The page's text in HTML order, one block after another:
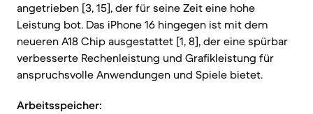
angetrieben [3, 15], der für seine Zeit eine hohe
Leistung bot. Das iPhone 16 hingegen ist mit dem
neueren A18 Chip ausgestattet [1, 8], der eine spürbar
verbesserte Rechenleistung und Grafikleistung für
anspruchsvolle Anwendungen und Spiele bietet.
Arbeitsspeicher: